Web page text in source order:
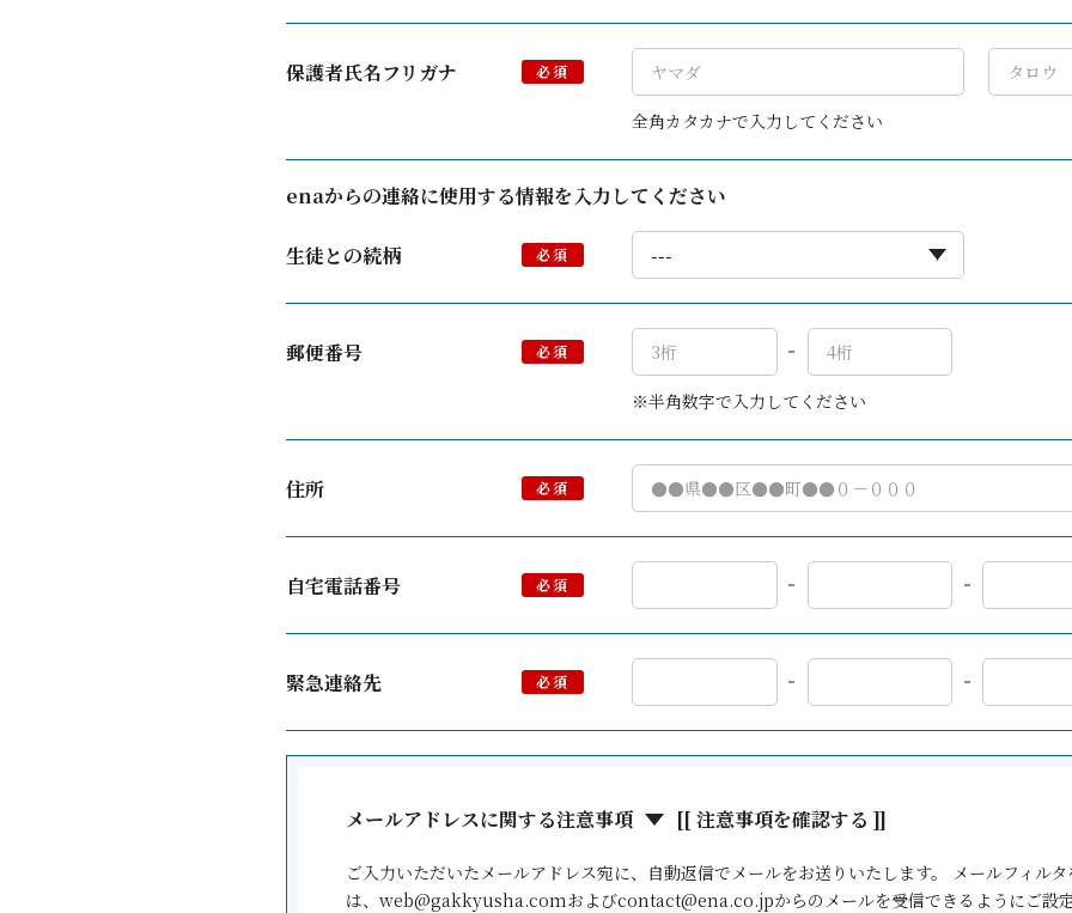
保護者氏名フリガナ 必須
全角カタカナで入力してください
enaからの連絡に使用する情報を入力してください
生徒との続柄 必須
郵便番号 必須
※半角数字で入力してください
住所 必須
自宅電話番号 必須
緊急連絡先 必須
メールアドレスに関する注意事項 [[ 注意事項を確認する ]]
ご入力いただいたメールアドレス宛に、自動返信でメールをお送りいたします。 メールフィル
は、web@gakkyusha.comおよびcontact@ena.co.jpからのメールを受信できるようにご設